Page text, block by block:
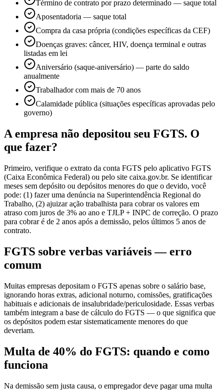
Término de contrato por prazo determinado — saque total
Aposentadoria — saque total
Compra da casa própria (condições específicas da CEF)
Doenças graves: câncer, HIV, doença terminal e outras
listadas em lei
Aniversário (saque-aniversário) — parte do saldo
anualmente
Trabalhador com mais de 70 anos
Calamidade pública (situações específicas aprovadas pelo
governo)
A empresa não depositou seu FGTS. O
que fazer?
Primeiro, verifique o extrato da conta FGTS pelo aplicativo FGTS
(Caixa Econômica Federal) ou pelo site caixa.gov.br. Se identificar
meses sem depósito ou depósitos menores do que o devido, você
pode: (1) fazer uma denúncia na Superintendência Regional do
Trabalho, (2) ajuizar ação trabalhista para cobrar os valores em
atraso com juros de 3% ao ano e TJLP + INPC de correção. O prazo
para cobrar é de 2 anos após a demissão, pelos últimos 5 anos de
contrato.
FGTS sobre verbas variáveis — erro
comum
Muitas empresas depositam o FGTS apenas sobre o salário base,
ignorando horas extras, adicional noturno, comissões, gratificações
habituais e adicionais de insalubridade/periculosidade. Essas verbas
também integram a base de cálculo do FGTS — o que significa que
os depósitos podem estar sistematicamente menores do que
deveriam.
Multa de 40% do FGTS: quando e como
funciona
Na demissão sem justa causa, o empregador deve pagar uma multa